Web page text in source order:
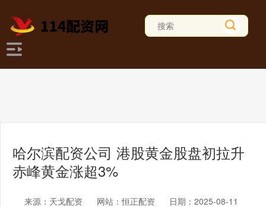
哈尔滨配资公司 港股黄金股盘初拉升
赤峰黄金涨超3%
来源：天戈配资 网站：恒正配资
日期：2025-08-11